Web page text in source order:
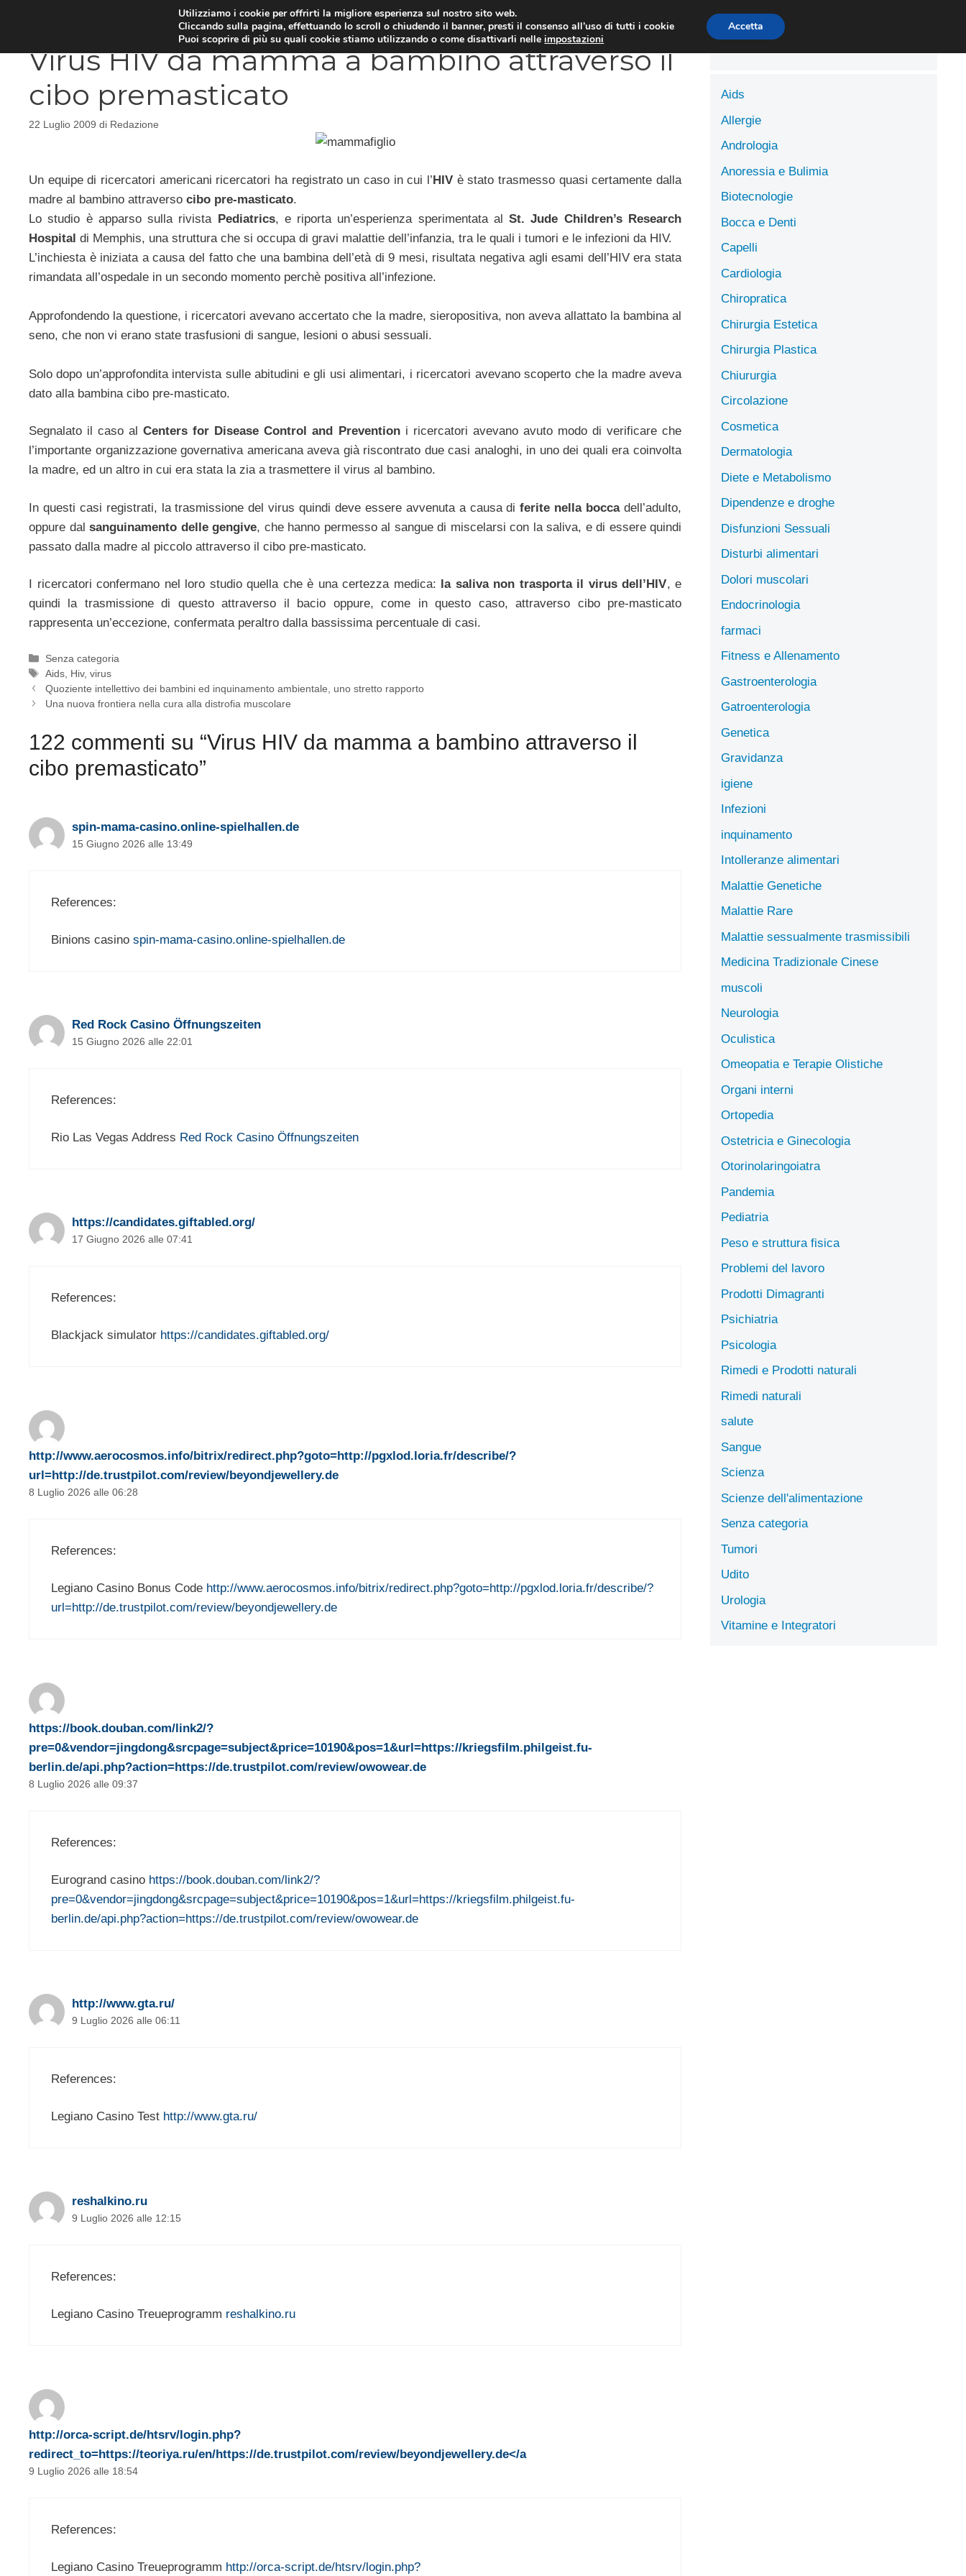
DIETE E METABOLISMO PSICOLOGIA NEUROLOGIA CARDIOLOGIA SCIENZE DELL’ALIMENTAZIONE
Virus HIV da mamma a bambino attraverso il
cibo premasticato
22 Luglio 2009 di Redazione
Un equipe di ricercatori americani ricercatori ha registrato un caso in cui l’HIV è stato trasmesso quasi certamente dalla
madre al bambino attraverso cibo pre-masticato.
Lo studio è apparso sulla rivista Pediatrics, e riporta un’esperienza sperimentata alSt. Jude Children’s Research
Hospital di Memphis, una struttura che si occupa di gravi malattie dell’infanzia, tra le quali i tumori e le infezioni da HIV.
L’inchiesta è iniziata a causa del fatto che una bambina dell’età di 9 mesi, risultata negativa agli esami dell’HIV era stata
rimandata all’ospedale in un secondo momento perchè positiva all’infezione.
Approfondendo la questione, i ricercatori avevano accertato che la madre, sieropositiva, non aveva allattato la bambina al
seno, che non vi erano state trasfusioni di sangue, lesioni o abusi sessuali.
Solo dopo un’approfondita intervista sulle abitudini e gli usi alimentari, i ricercatori avevano scoperto che la madre aveva
dato alla bambina cibo pre-masticato.
Segnalato il caso alCenters for Disease Control and Preventioni ricercatori avevano avuto modo di verificare che
l’importante organizzazione governativa americana aveva già riscontrato due casi analoghi, in uno dei quali era coinvolta
la madre, ed un altro in cui era stata la zia a trasmettere il virus al bambino.
In questi casi registrati, la trasmissione del virus quindi deve essere avvenuta a causa diferite nella boccadell’adulto,
oppure dal sanguinamento delle gengive, che hanno permesso al sangue di miscelarsi con la saliva, e di essere quindi
passato dalla madre al piccolo attraverso il cibo pre-masticato.
I ricercatori confermano nel loro studio quella che è una certezza medica: la saliva non trasporta il virus dell’HIV, e
quindi la trasmissione di questo attraverso il bacio oppure, come in questo caso, attraverso cibo pre-masticato
rappresenta un’eccezione, confermata peraltro dalla bassissima percentuale di casi.
Categorie
Senza categoria
Tag
Aids Hiv,virus
Quoziente intellettivo dei bambini ed inquinamento ambientale, uno stretto rapporto
Una nuova frontiera nella cura alla distrofia muscolare
122 commenti su “Virus HIV da mamma a bambino attraverso il
cibo premasticato”
spin-mama-casino.online-spielhallen.de
15 Giugno 2026 alle 13:49
References:
Binions casino spin-mama-casino.online-spielhallen.de
Red Rock Casino Öffnungszeiten
15 Giugno 2026 alle 22:01
References:
Rio Las Vegas Address Red Rock Casino Öffnungszeiten
https://candidates.giftabled.org/
17 Giugno 2026 alle 07:41
References:
Blackjack simulator https://candidates.giftabled.org/
http://www.aerocosmos.info/bitrix/redirect.php?goto=http://pgxlod.loria.fr/describe/?
url=http://de.trustpilot.com/review/beyondjewellery.de
8 Luglio 2026 alle 06:28
References:
Legiano Casino Bonus Code http://www.aerocosmos.info/bitrix/redirect.php?goto=http://pgxlod.loria.fr/describe/?
url=http://de.trustpilot.com/review/beyondjewellery.de
https://book.douban.com/link2/?
pre=0&vendor=jingdong&srcpage=subject&price=10190&pos=1&url=https://kriegsfilm.philgeist.fu-
berlin.de/api.php?action=https://de.trustpilot.com/review/owowear.de
8 Luglio 2026 alle 09:37
References:
Eurogrand casino https://book.douban.com/link2/?
pre=0&vendor=jingdong&srcpage=subject&price=10190&pos=1&url=https://kriegsfilm.philgeist.fu-
berlin.de/api.php?action=https://de.trustpilot.com/review/owowear.de
http://www.gta.ru/
9 Luglio 2026 alle 06:11
References:
Legiano Casino Test http://www.gta.ru/
reshalkino.ru
9 Luglio 2026 alle 12:15
References:
Legiano Casino Treueprogramm reshalkino.ru
http://orca-script.de/htsrv/login.php?
redirect_to=https://teoriya.ru/en/https://de.trustpilot.com/review/beyondjewellery.de</a
9 Luglio 2026 alle 18:54
References:
Legiano Casino Treueprogramm http://orca-script.de/htsrv/login.php?
Aids
Allergie
Andrologia
Anoressia e Bulimia
Biotecnologie
Bocca e Denti
Capelli
Cardiologia
Chiropratica
Chirurgia Estetica
Chirurgia Plastica
Chiururgia
Circolazione
Cosmetica
Dermatologia
Diete e Metabolismo
Dipendenze e droghe
Disfunzioni Sessuali
Disturbi alimentari
Dolori muscolari
Endocrinologia
farmaci
Fitness e Allenamento
Gastroenterologia
Gatroenterologia
Genetica
Gravidanza
igiene
Infezioni
inquinamento
Intolleranze alimentari
Malattie Genetiche
Malattie Rare
Malattie sessualmente trasmissibili
Medicina Tradizionale Cinese
muscoli
Neurologia
Oculistica
Omeopatia e Terapie Olistiche
Organi interni
Ortopedia
Ostetricia e Ginecologia
Otorinolaringoiatra
Pandemia
Pediatria
Peso e struttura fisica
Problemi del lavoro
Prodotti Dimagranti
Psichiatria
Psicologia
Rimedi e Prodotti naturali
Rimedi naturali
salute
Sangue
Scienza
Scienze dell'alimentazione
Senza categoria
Tumori
Udito
Urologia
Vitamine e Integratori
Utilizziamo i cookie per offrirti la migliore esperienza sul nostro sito web.
Cliccando sulla pagina, effettuando lo scroll o chiudendo il banner, presti il consenso all’uso di tutti i cookie
Puoi scoprire di più su quali cookie stiamo utilizzando o come disattivarli nelleimpostazioni
Accetta